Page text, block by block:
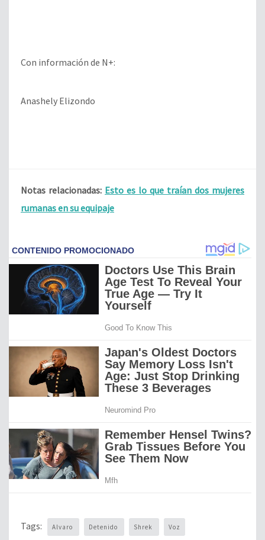
Con información de N+:
Anashely Elizondo
Notas relacionadas: Esto es lo que traían dos mujeres
rumanas en su equipaje
Tags: Alvaro Detenido Shrek Voz